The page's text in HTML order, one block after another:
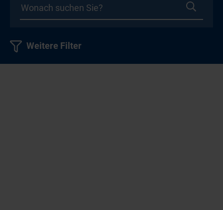
Weitere Filter